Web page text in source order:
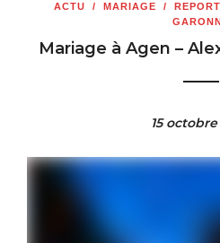
ACTU / MARIAGE /
Mariage à Agen –
15